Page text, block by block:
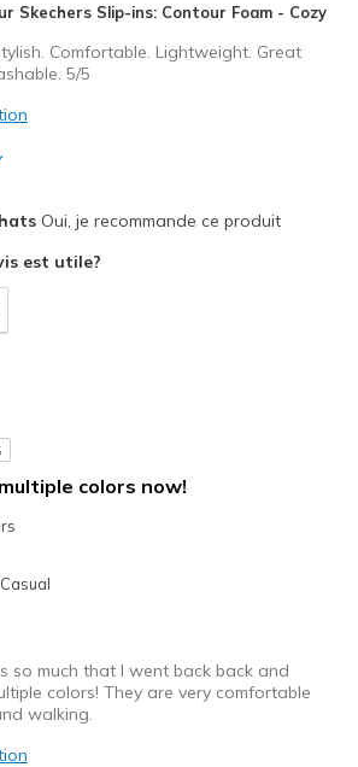
Skechers Slip-ins: Contour Foam - Cozy
Comfortable. Lightweight. Great
5/5
Feels true to size
Oui, je recommande ce produit
est utile?
colors now!
Casual
so much that I went back back and
colors! They are very comfortable
walking.